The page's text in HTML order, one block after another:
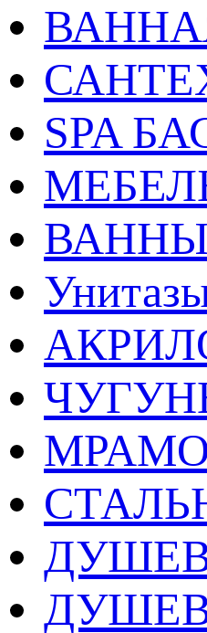
SPA